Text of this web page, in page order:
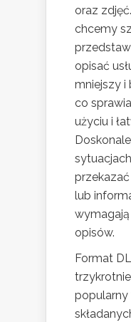
oraz
chcemy
opisać
mniejszy i
co
użyciu i
lub
opisów.
Format